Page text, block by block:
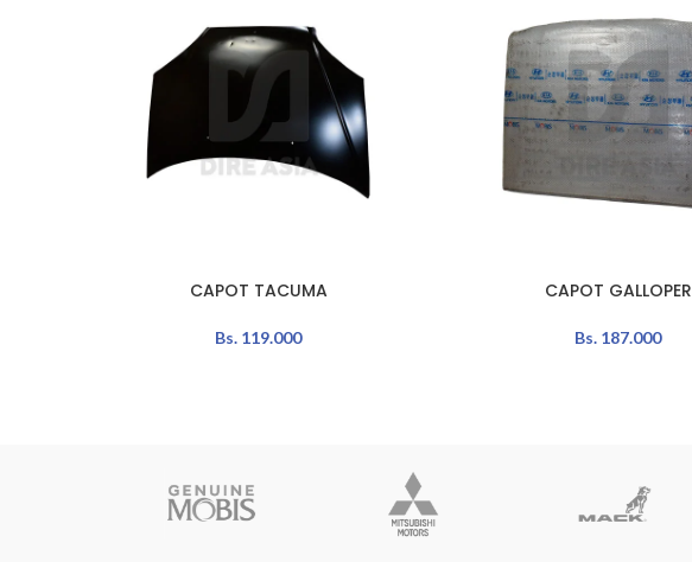
AÑADIR AL CARRITOCAPOT TACUMA
Bs. 119.000
AÑADIR AL CARRITOCAPOT GALLOPER
Bs. 187.000